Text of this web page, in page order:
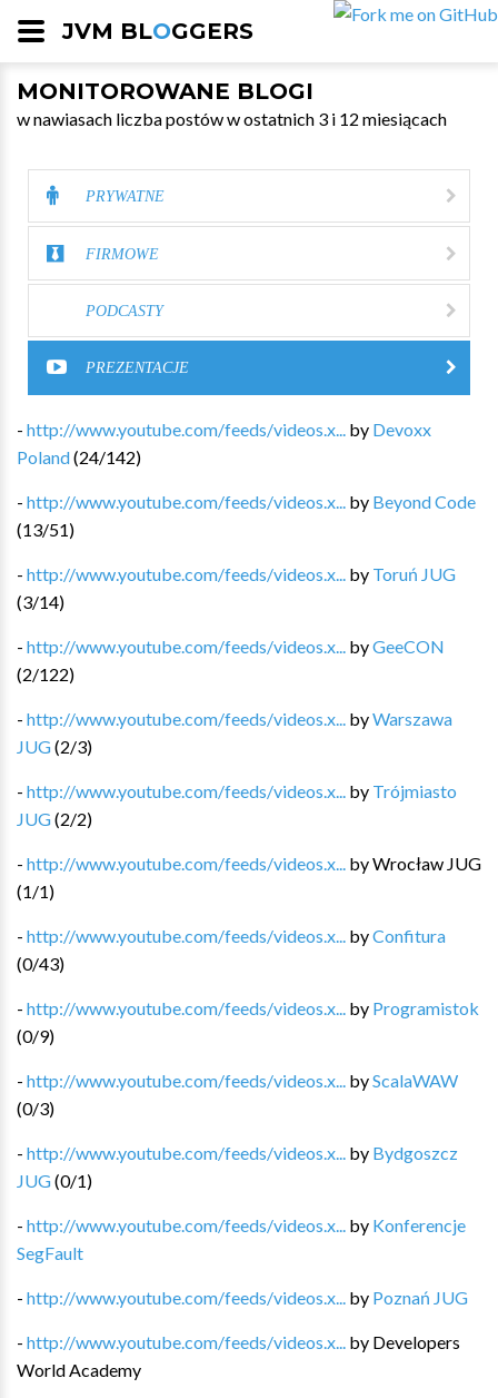
JVM BLOGGERS
MONITOROWANE BLOGI
w nawiasach liczba postów w ostatnich 3 i 12 miesiącach
PRYWATNE
FIRMOWE
PODCASTY
PREZENTACJE
- http://www.youtube.com/feeds/videos.x... by Devoxx
Poland(24/142)
- http://www.youtube.com/feeds/videos.x... by Beyond Code
(13/51)
- http://www.youtube.com/feeds/videos.x... by Toruń JUG
(3/14)
- http://www.youtube.com/feeds/videos.x... byGeeCON
(2/122)
- http://www.youtube.com/feeds/videos.x... byWarszawa
JUG(2/3)
- http://www.youtube.com/feeds/videos.x... by Trójmiasto
JUG(2/2)
- http://www.youtube.com/feeds/videos.x... byWrocław JUG
(1/1)
- http://www.youtube.com/feeds/videos.x... byConfitura
(0/43)
- http://www.youtube.com/feeds/videos.x... by Programistok
(0/9)
- http://www.youtube.com/feeds/videos.x... byScalaWAW
(0/3)
- http://www.youtube.com/feeds/videos.x... by Bydgoszcz
JUG(0/1)
- http://www.youtube.com/feeds/videos.x... by Konferencje
SegFault
- http://www.youtube.com/feeds/videos.x... by Poznań JUG
- http://www.youtube.com/feeds/videos.x... by Developers
World Academy